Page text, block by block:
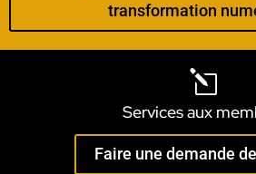
transformation
l
Services aux
Faire une demande